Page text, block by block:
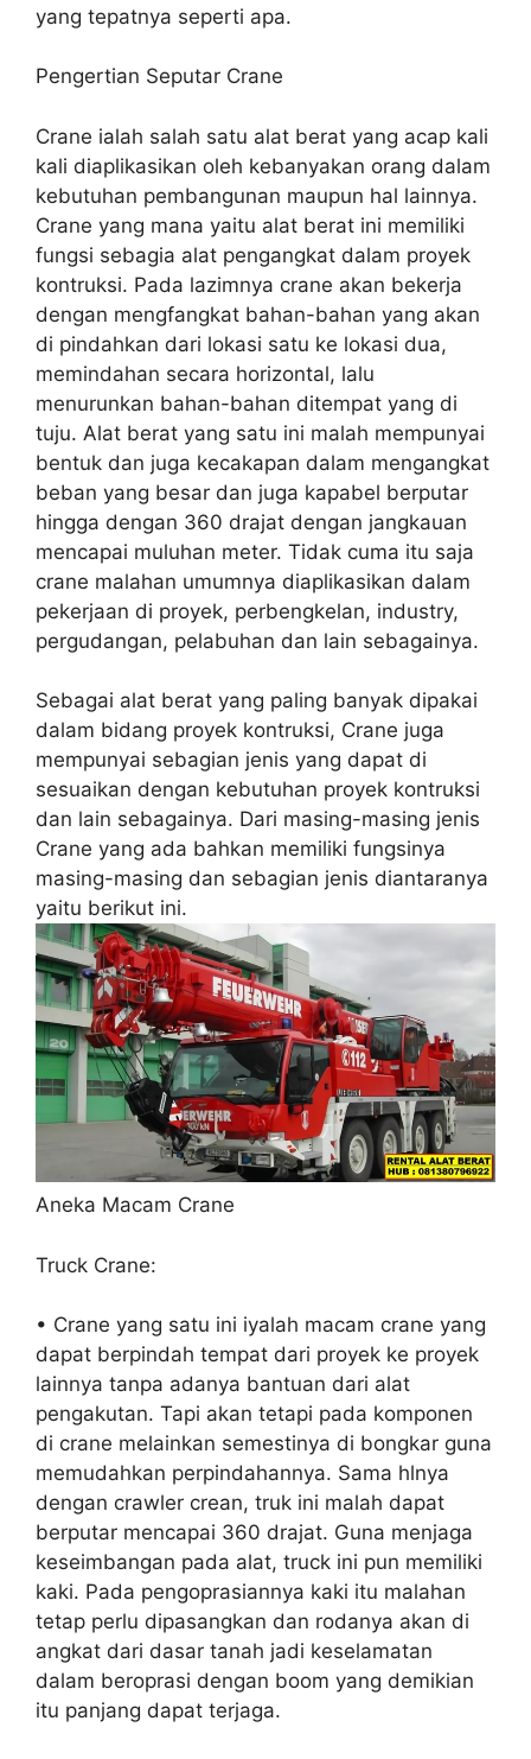
yang tepatnya seperti apa.
Pengertian Seputar Crane
Crane ialah salah satu alat berat yang acap kali
kali diaplikasikan oleh kebanyakan orang dalam
kebutuhan pembangunan maupun hal lainnya.
Crane yang mana yaitu alat berat ini memiliki
fungsi sebagia alat pengangkat dalam proyek
kontruksi. Pada lazimnya crane akan bekerja
dengan mengfangkat bahan-bahan yang akan
di pindahkan dari lokasi satu ke lokasi dua,
memindahan secara horizontal, lalu
menurunkan bahan-bahan ditempat yang di
tuju. Alat berat yang satu ini malah mempunyai
bentuk dan juga kecakapan dalam mengangkat
beban yang besar dan juga kapabel berputar
hingga dengan 360 drajat dengan jangkauan
mencapai muluhan meter. Tidak cuma itu saja
crane malahan umumnya diaplikasikan dalam
pekerjaan di proyek, perbengkelan, industry,
pergudangan, pelabuhan dan lain sebagainya.
Sebagai alat berat yang paling banyak dipakai
dalam bidang proyek kontruksi, Crane juga
mempunyai sebagian jenis yang dapat di
sesuaikan dengan kebutuhan proyek kontruksi
dan lain sebagainya. Dari masing-masing jenis
Crane yang ada bahkan memiliki fungsinya
masing-masing dan sebagian jenis diantaranya
yaitu berikut ini.
Aneka Macam Crane
Truck Crane:
• Crane yang satu ini iyalah macam crane yang
dapat berpindah tempat dari proyek ke proyek
lainnya tanpa adanya bantuan dari alat
pengakutan. Tapi akan tetapi pada komponen
di crane melainkan semestinya di bongkar guna
memudahkan perpindahannya. Sama hlnya
dengan crawler crean, truk ini malah dapat
berputar mencapai 360 drajat. Guna menjaga
keseimbangan pada alat, truck ini pun memiliki
kaki. Pada pengoprasiannya kaki itu malahan
tetap perlu dipasangkan dan rodanya akan di
angkat dari dasar tanah jadi keselamatan
dalam beroprasi dengan boom yang demikian
itu panjang dapat terjaga.